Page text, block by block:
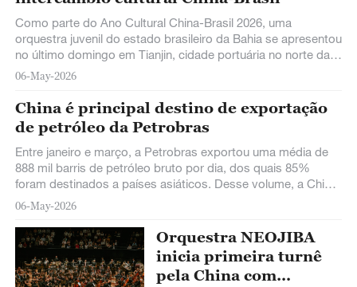
Como parte do Ano Cultural China-Brasil 2026, uma
orquestra juvenil do estado brasileiro da Bahia se apresentou
no último domingo em Tianjin, cidade portuária no norte da
China, em um concerto que levou ao público chinês música
orquestral com elementos tradicionais brasileiros.
06-May-2026
China é principal destino de exportação
de petróleo da Petrobras
Entre janeiro e março, a Petrobras exportou uma média de
888 mil barris de petróleo bruto por dia, dos quais 85%
foram destinados a países asiáticos. Desse volume, a China
representou 62%, solidificando sua posição como principal
compradora internacional de petróleo brasileiro, segundo
dados divulgados nessa sexta-feira pela própria empresa.
06-May-2026
Orquestra NEOJIBA
inicia primeira turnê
pela China com